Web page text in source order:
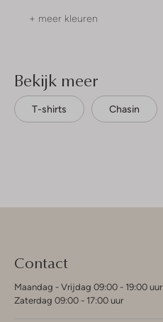
+ meer kleuren
Bekijk meer
T-shirts Chasin
Contact
Maandag - Vrijdag 09:00 - 19:00 uur
Zaterdag 09:00 - 17:00 uur